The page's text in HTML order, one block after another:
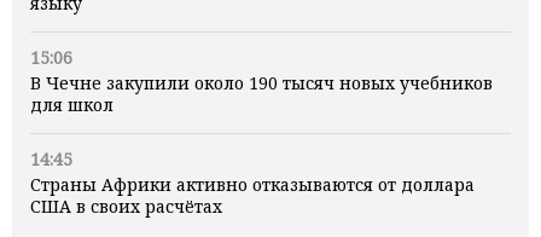
15:06
В Чечне закупили около 190 тысяч новых учебников
для школ
14:45
Страны Африки активно отказываются от доллара
США в своих расчётах